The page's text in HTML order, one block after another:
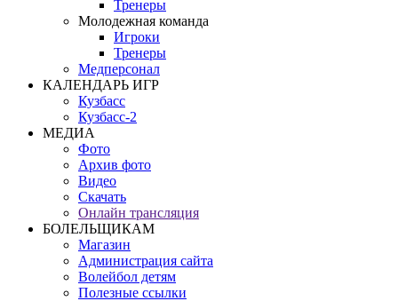
Тренеры
Молодежная команда
Игроки
Тренеры
Медперсонал
КАЛЕНДАРЬ ИГР
Кузбасс
Кузбасс-2
МЕДИА
Фото
Архив фото
Видео
Скачать
Онлайн трансляция
БОЛЕЛЬЩИКАМ
Магазин
Администрация сайта
Волейбол детям
Полезные ссылки